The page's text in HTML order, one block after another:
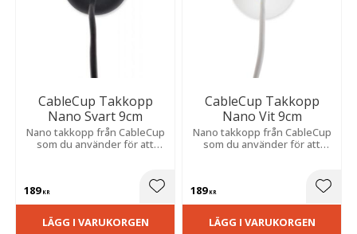
CableCup Takkopp
Nano Svart 9cm
Nano takkopp från CableCup
som du använder för att
189KR Lägg till i favoriter
LÄGG I VARUKORGEN
CableCup Takkopp
Nano Vit 9cm
Nano takkopp från CableCup
som du använder för att
189KR
LÄGG I VARUKORGEN